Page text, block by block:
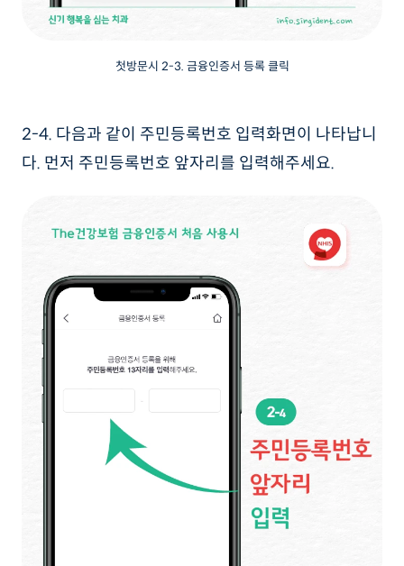
첫방문시 2-3. 금융인증서 등록 클릭
2-4. 다음과 같이 주민등록번호 입력화면이 나타납니
다. 먼저 주민등록번호 앞자리를 입력해주세요.